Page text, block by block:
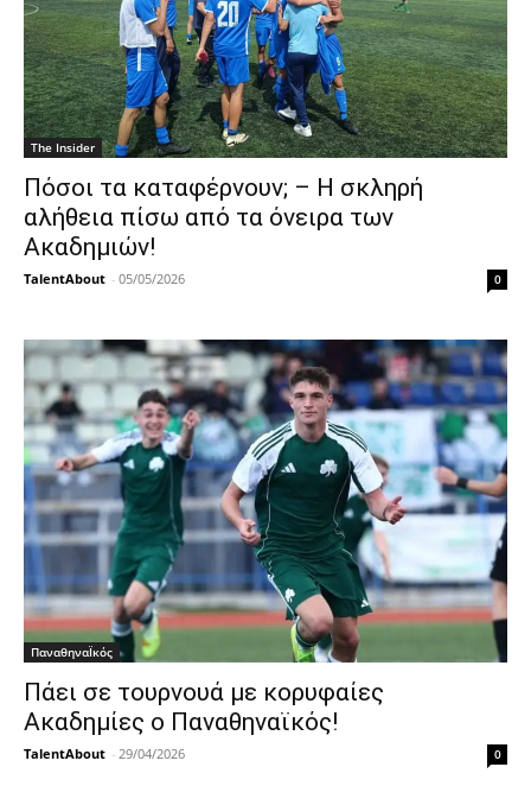
The Insider
Πόσοι τα καταφέρνουν; – Η σκληρή
αλήθεια πίσω από τα όνειρα των
Aκαδημιών!
TalentAbout - 05/05/2026 0
ΠαναθηναΪκός
Πάει σε τουρνουά με κορυφαίες
Ακαδημίες ο Παναθηναϊκός!
TalentAbout - 29/04/2026 0